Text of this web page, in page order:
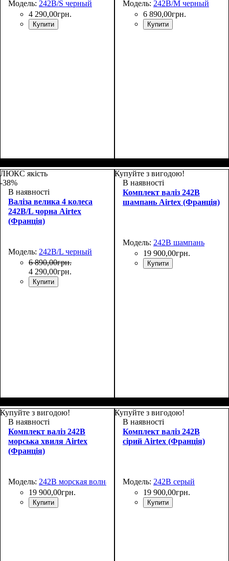
Модель: 242B/S черный
4 290,00грн.
Купити
55x39х22+5
Модель: 242B/M черный
6 890,00грн.
Купити
66x46х27+5
ЛЮКС якість
-38%
В наявності
Валіза велика 4 колеса
242B/L чорна Airtex
(Франція)
Модель: 242B/L черный
6 890,00грн.
4 290,00грн.
Купити
76x52х32+5
Купуйте з вигодою!
В наявності
Комплект валіз 242B
шампань Airtex (Франція)
Модель: 242B шампань
19 900,00грн.
Купити
Купуйте з вигодою!
В наявності
Комплект валіз 242B
морська хвиля Airtex
(Франція)
Модель: 242B морская волна
19 900,00грн.
Купити
Купуйте з вигодою!
В наявності
Комплект валіз 242B
сірий Airtex (Франція)
Модель: 242B серый
19 900,00грн.
Купити